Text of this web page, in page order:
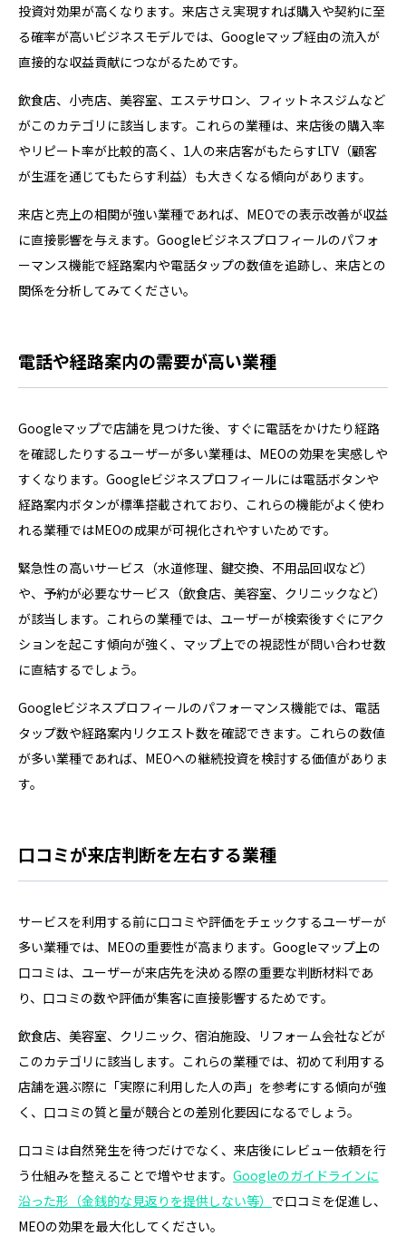
投資対効果が高くなります。来店さえ実現すれば購入や契約に至
る確率が高いビジネスモデルでは、Googleマップ経由の流入が
直接的な収益貢献につながるためです。
飲食店、小売店、美容室、エステサロン、フィットネスジムなど
がこのカテゴリに該当します。これらの業種は、来店後の購入率
やリピート率が比較的高く、1人の来店客がもたらすLTV（顧客
が生涯を通じてもたらす利益）も大きくなる傾向があります。
来店と売上の相関が強い業種であれば、MEOでの表示改善が収益
に直接影響を与えます。Googleビジネスプロフィールのパフォ
ーマンス機能で経路案内や電話タップの数値を追跡し、来店との
関係を分析してみてください。
電話や経路案内の需要が高い業種
Googleマップで店舗を見つけた後、すぐに電話をかけたり経路
を確認したりするユーザーが多い業種は、MEOの効果を実感しや
すくなります。Googleビジネスプロフィールには電話ボタンや
経路案内ボタンが標準搭載されており、これらの機能がよく使わ
れる業種ではMEOの成果が可視化されやすいためです。
緊急性の高いサービス（水道修理、鍵交換、不用品回収など）
や、予約が必要なサービス（飲食店、美容室、クリニックなど）
が該当します。これらの業種では、ユーザーが検索後すぐにアク
ションを起こす傾向が強く、マップ上での視認性が問い合わせ数
に直結するでしょう。
Googleビジネスプロフィールのパフォーマンス機能では、電話
タップ数や経路案内リクエスト数を確認できます。これらの数値
が多い業種であれば、MEOへの継続投資を検討する価値がありま
す。
口コミが来店判断を左右する業種
サービスを利用する前に口コミや評価をチェックするユーザーが
多い業種では、MEOの重要性が高まります。Googleマップ上の
口コミは、ユーザーが来店先を決める際の重要な判断材料であ
り、口コミの数や評価が集客に直接影響するためです。
飲食店、美容室、クリニック、宿泊施設、リフォーム会社などが
このカテゴリに該当します。これらの業種では、初めて利用する
店舗を選ぶ際に「実際に利用した人の声」を参考にする傾向が強
く、口コミの質と量が競合との差別化要因になるでしょう。
口コミは自然発生を待つだけでなく、来店後にレビュー依頼を行
う仕組みを整えることで増やせます。 Googleのガイドラインに
沿った形（金銭的な見返りを提供しない等） で口コミを促進し、
MEOの効果を最大化してください。